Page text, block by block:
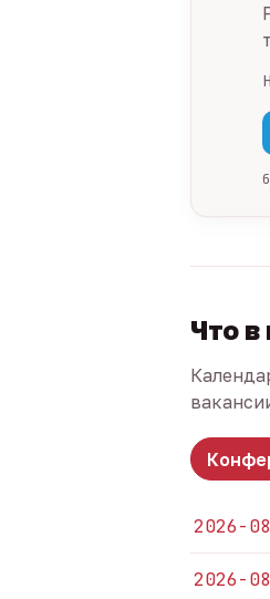
Что в
2026-
2026-